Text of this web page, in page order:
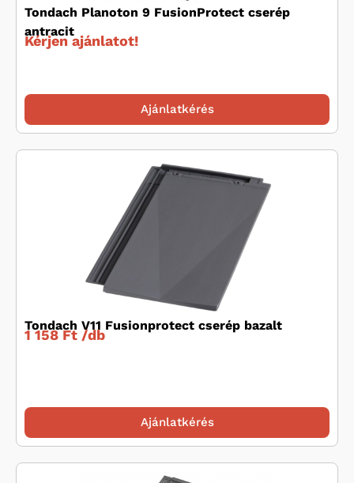
Tondach Planoton 9 FusionProtect cserép
antracit
Kérjen ajánlatot!
Ajánlatkérés
Tondach V11 Fusionprotect cserép bazalt
1 158 Ft /db
Ajánlatkérés